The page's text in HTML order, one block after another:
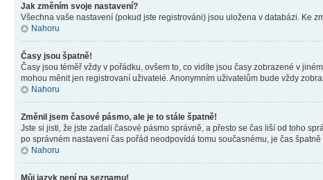
Jak změním svoje nastavení?
Všechna vaše nastavení (pokud jste registrováni) jsou uložena v databázi. Ke
Nahoru
Časy jsou špatně!
Časy jsou téměř vždy v pořádku, ovšem to, co vidíte jsou časy zobrazené v
mohou měnit jen registrovaní uživatelé. Anonymním uživatelům bude vždy
Nahoru
Změnil jsem časové pásmo, ale je to stále špatně!
Jste si jisti, že jste zadali časové pásmo správně, a přesto se čas liší od toho
po správném nastavení čas pořád neodpovídá tomu současnému, je čas
Nahoru
Můj jazyk není na seznamu!